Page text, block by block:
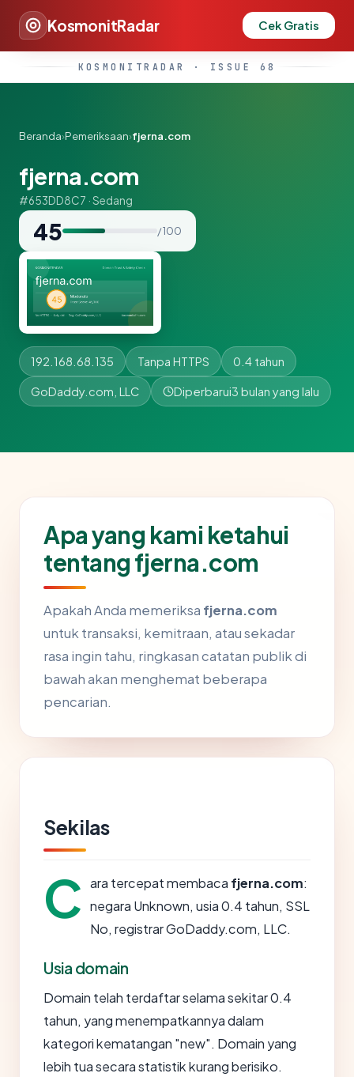
KosmonitRadar Cek Gratis
KOSMONITRADAR · ISSUE 68
Beranda›Pemeriksaan›fjerna.com
fjerna.com
#653DD8C7 · Sedang
45 / 100
192.168.68.135 Tanpa HTTPS 0.4 tahun
GoDaddy.com, LLC Diperbarui3 bulan yang lalu
Apa yang kami ketahui
tentang fjerna.com
Apakah Anda memeriksa fjerna.com
untuk transaksi, kemitraan, atau sekadar
rasa ingin tahu, ringkasan catatan publik di
bawah akan menghemat beberapa
pencarian.
Sekilas
C ara tercepat membaca fjerna.com:
negara Unknown, usia 0.4 tahun, SSL
No, registrar GoDaddy.com, LLC.
Usia domain
Domain telah terdaftar selama sekitar 0.4
tahun, yang menempatkannya dalam
kategori kematangan "new". Domain yang
lebih tua secara statistik kurang berisiko.